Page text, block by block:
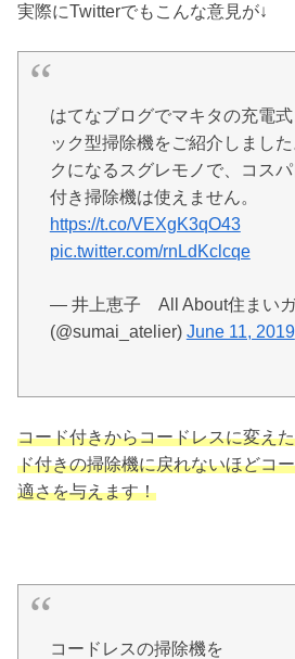
実際にTwitterでもこんな意見が↓
はてなブログでマキタの充電
ック型掃除機をご紹介しまし
クになるスグレモノで、コス
付き掃除機は使えません。
https://t.co/VEXgK3qO43
pic.twitter.com/rnLdKclcqe
— 井上恵子 All About住まい
(@sumai_atelier) June 11, 2019
コード付きからコードレスに変え
ド付きの掃除機に戻れないほどコ
適さを与えます！
コードレスの掃除機を